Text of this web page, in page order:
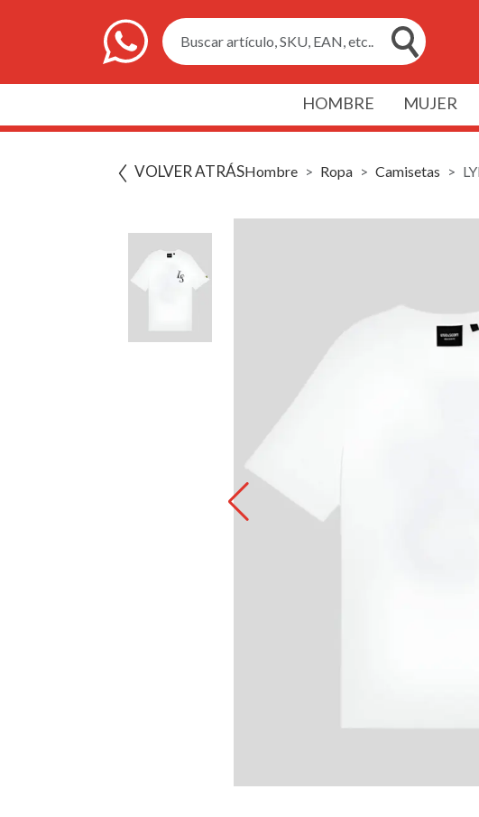
Buscar artículo, SKU, EAN, etc..
HOMBRE MUJER
VOLVER ATRÁSHombre Ropa Camisetas